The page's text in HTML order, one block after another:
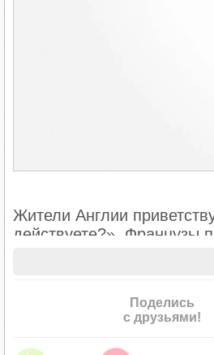
Жители Англии
действуете?». Французы
(«Как идётся?»). В
традиционное
«Мир тебе!», у евреев —
Грузины здороваются
означает «Вот день»,
Поделись
с друзьями!